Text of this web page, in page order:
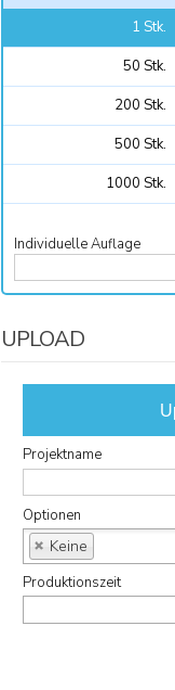
1 Stk.
50 Stk.
200 Stk.
500 Stk.
1000 Stk.
Individuelle Auflage
UPLOAD
Jetzt Pdf schon
Projektname
Optionen
Keine
Produktionszeit